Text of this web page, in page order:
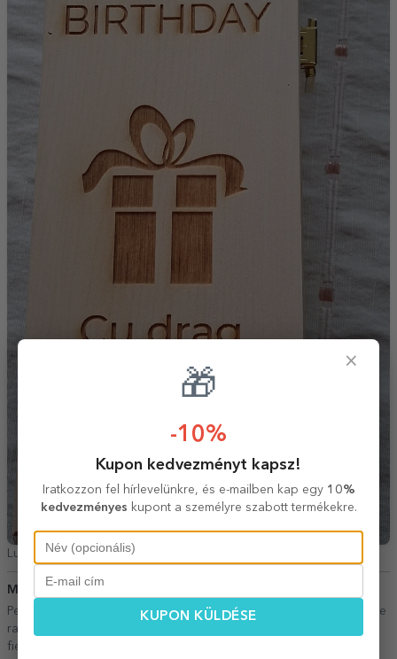
Luminita,Románia
Melinda
Personalizarile arata exact asa ca in poze, realizare si livrare foarte
rapida. Am comandat de mai multe ori, am fost multumita de
fiecare data.
×
🎁
-10%
Kupon kedvezményt kapsz!
Iratkozzon fel hírlevelünkre, és e-mailben kap egy 10%
kedvezményes kupont a személyre szabott termékekre.
KUPON KÜLDÉSE